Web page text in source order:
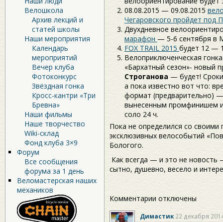
Велошкола
Архив лекций и
статей школы
Наши мероприятия
Календарь
мероприятий
Вечер клуба
Фотоконкурс
Звёздная гонка
Кросс-кантри «Три
Бревна»
Наши фильмы
Наше творчество
Wiki-склад
Фонд клуба 3×9
Форум
Все сообщения
форума за 1 день
Веломастерская наших
механиков
08.08.2015 — 09.08.2015
Чегаровского пройдет под
Двухдневное
марафон — 5-6 сентября в
FOX TRAIL 2015 будет 12 —
Велоприключенческая
«Бархатный сезон»- новый
Строганова — будет!
а пока известно вот что:
формат (предварительно)
вынесенным промфинишем
соло 24 ч.
Пока не определился со
эксклюзивных велособытий
Бологого.
Как всегда — и это не новость
сытно, душевно, весело и
Комментарии отключены
Димастик 22 декабря